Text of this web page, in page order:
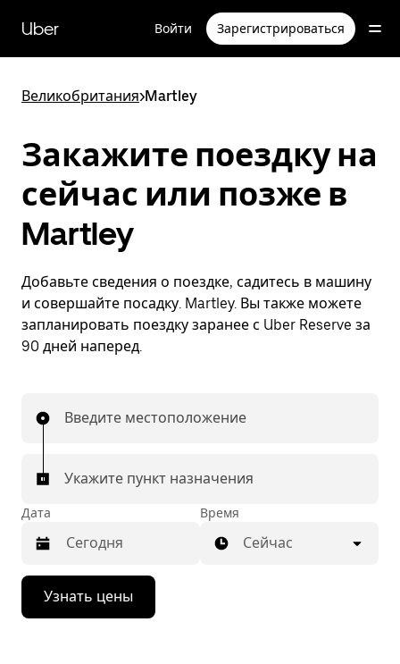
перейти
к
содержимому
Uber Войти Зарегистрироваться
Великобритания>Martley
Закажите поездку на
сейчас или позже в
Martley
Добавьте сведения о поездке, садитесь в машину
и совершайте посадку. Martley. Вы также можете
запланировать поездку заранее с Uber Reserve за
90 дней наперед.
Введите местоположение
Укажите пункт назначения
Дата
Нажмите
стрелку
вниз,
Время
Сейчас
Узнать цены